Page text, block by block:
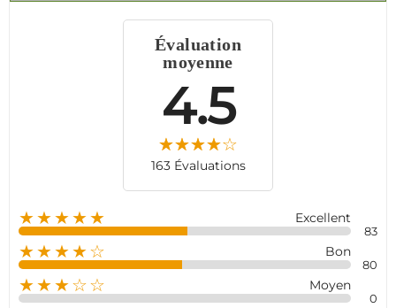
détecteur d'ouverture MD-212R, un choix de qualité
professionnelle.
Évaluation
moyenne
4.5
163 Évaluations
★★★★★ Excellent
83
★★★★☆ Bon
80
★★★☆☆ Moyen
0